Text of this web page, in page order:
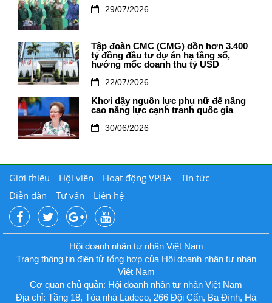
29/07/2026
Tập đoàn CMC (CMG) dồn hơn 3.400
tỷ đồng đầu tư dự án hạ tầng số,
hướng mốc doanh thu tỷ USD
22/07/2026
Khơi dậy nguồn lực phụ nữ để nâng
cao năng lực cạnh tranh quốc gia
30/06/2026
Giới thiệu Hội viên Hoạt động VPBA
Tin tức
Diễn đàn
Tư vấn Liên hệ
Hội doanh nhân tư nhân Việt Nam
Trang thông tin điện tử tổng hợp của Hội doanh nhân tư nhân
Việt Nam
Cơ quan chủ quản: Hội doanh nhân tư nhân Việt Nam
Địa chỉ: Tầng 18, Tòa nhà Ladeco, 266 Đội Cấn, Ba Đình, Hà